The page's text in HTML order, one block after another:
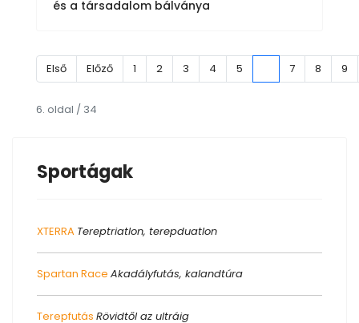
és a társadalom bálványa
Első Előző 1 2 3 4 5 7 8 9
6. oldal / 34
Sportágak
XTERRA Tereptriatlon, terepduatlon
Spartan Race Akadályfutás, kalandtúra
Terepfutás Rövidtől az ultráig